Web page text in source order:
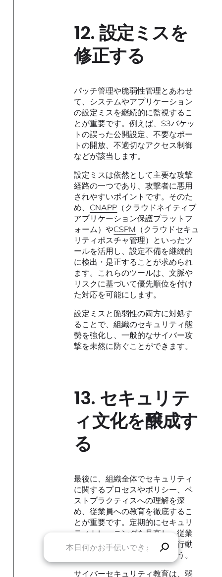
12.設定ミスを
修正する
パッチ管理や脆弱性管理とあわせ
て、システムやアプリケーション
の設定ミスを継続的に監視するこ
とが重要です。例えば、S3バケッ
トの誤った公開設定、不要なポー
トの開放、不適切なアクセス制御
などが該当します。
設定ミスは依然として主要な攻撃
経路の一つであり、攻撃者に悪用
されやすいポイントです。そのた
め、 CNAPP （クラウドネイティブ
アプリケーション保護プラットフ
ォーム）やCSPM （クラウドセキュ
リティポスチャ管理）といったツ
ールを活用し、設定不備を継続的
に検出・是正することが求められ
ます。これらのツールは、文脈や
リスクに基づいて優先順位を付け
た対応を可能にします。
設定ミスと脆弱性の両方に対処す
ることで、組織のセキュリティ態
勢を強化し、一般的なサイバー攻
撃を未然に防ぐことができます。
13. セキュリテ
ィ文化を醸成す
る
最後に、組織全体でセキュリティ
に関するプロセスやポリシー、ベ
ストプラクティスへの理解を深
め、従業員への教育を徹底するこ
とが重要です。定期的にセキュリ
ティトレーニングを見直し、従業
員が自身と組織を守るための行動
を理解できるようにしましょう。
サイバーセキュリティ教育は、弱